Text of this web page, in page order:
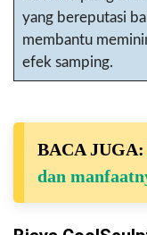
yang bereputasi
membantu
efek samping.
BACA JUGA:
dan